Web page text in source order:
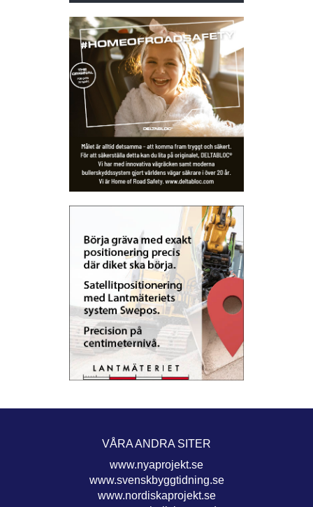
VÅRA ANDRA SITER
www.nyaprojekt.se
www.svenskbyggtidning.se
www.nordiskaprojekt.se